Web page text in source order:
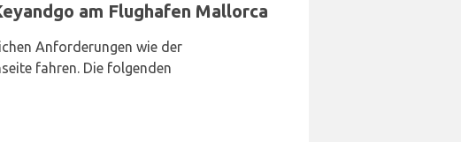
am Flughafen Mallorca
Anforderungen wie der
fahren. Die folgenden